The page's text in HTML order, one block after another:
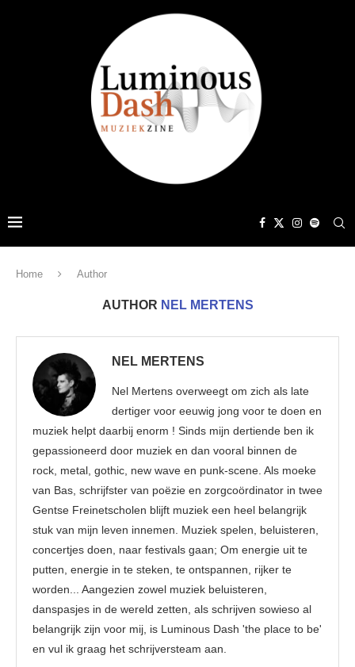
Home Author
AUTHOR NEL MERTENS
NEL MERTENS
Nel Mertens overweegt om zich als late
dertiger voor eeuwig jong voor te doen en
muziek helpt daarbij enorm ! Sinds mijn dertiende ben ik
gepassioneerd door muziek en dan vooral binnen de
rock, metal, gothic, new wave en punk-scene. Als moeke
van Bas, schrijfster van poëzie en zorgcoördinator in twee
Gentse Freinetscholen blijft muziek een heel belangrijk
stuk van mijn leven innemen. Muziek spelen, beluisteren,
concertjes doen, naar festivals gaan; Om energie uit te
putten, energie in te steken, te ontspannen, rijker te
worden... Aangezien zowel muziek beluisteren,
danspasjes in de wereld zetten, als schrijven sowieso al
belangrijk zijn voor mij, is Luminous Dash 'the place to be'
en vul ik graag het schrijversteam aan.